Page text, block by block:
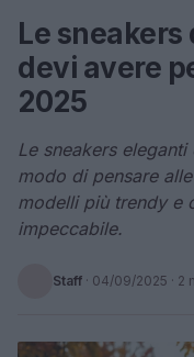
Le
devi avere
2025
Le sneakers
modo di pensare
modelli più trendy e
impeccabile.
Staff · 04/09/2025 · 2